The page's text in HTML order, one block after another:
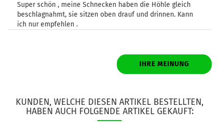
Super schön , meine Schnecken haben die Höhle gleich
beschlagnahmt, sie sitzen oben drauf und drinnen. Kann
ich nur empfehlen .
IHRE MEINUNG
KUNDEN, WELCHE DIESEN ARTIKEL BESTELLTEN,
HABEN AUCH FOLGENDE ARTIKEL GEKAUFT: